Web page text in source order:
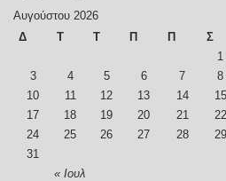
Αυγούστου 2026
Δ
Τ Τ Π Π Σ
« Ιουλ
1
3
4 5 6 7 8
10
11 12 13 14 15
17
18 19 20 21 22
24
25 26 27 28 29
31